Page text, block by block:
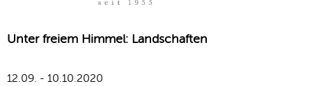
Unter freiem Himmel: Landschaften
12.09. - 10.10.2020